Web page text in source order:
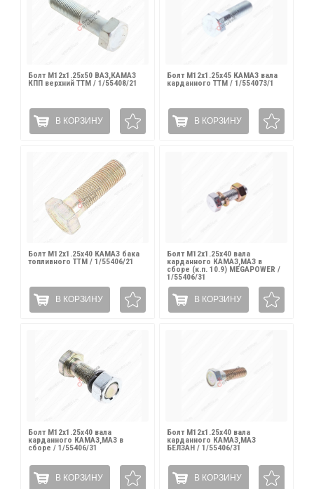
Болт М12х1.25х50 ВАЗ,КАМАЗ
КПП верхний ТТМ / 1/55408/21
В КОРЗИНУ
Болт М12х1.25х45 КАМАЗ вала
карданного ТТМ / 1/554073/1
В КОРЗИНУ
Болт М12х1.25х40 КАМАЗ бака
топливного ТТМ / 1/55406/21
В КОРЗИНУ
Болт М12х1.25х40 вала
карданного КАМАЗ,МАЗ в
сборе (к.п. 10.9) MEGAPOWER /
1/55406/31
В КОРЗИНУ
Болт М12х1.25х40 вала
карданного КАМАЗ,МАЗ в
сборе / 1/55406/31
В КОРЗИНУ
Болт М12х1.25х40 вала
карданного КАМАЗ,МАЗ
БЕЛЗАН / 1/55406/31
В КОРЗИНУ